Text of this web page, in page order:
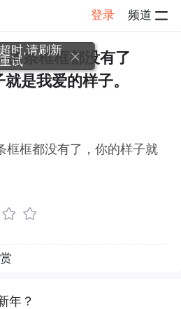
登录 频道
慨 帖子详情
条条框框都没有了
是我爱的样子。
框框都没有了，你的样子就
年？
时,请刷新
试